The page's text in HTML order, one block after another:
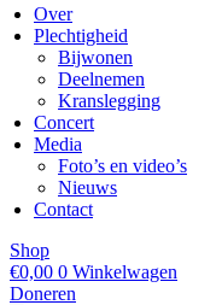
Over
Plechtigheid
Bijwonen
Deelnemen
Kranslegging
Concert
Media
Foto’s en video’s
Nieuws
Contact
Shop
€0,00 0 Winkelwagen
Doneren